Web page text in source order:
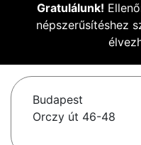
Gratulálunk!
népszerűsítéshez
Budapest
Orczy út 46-48